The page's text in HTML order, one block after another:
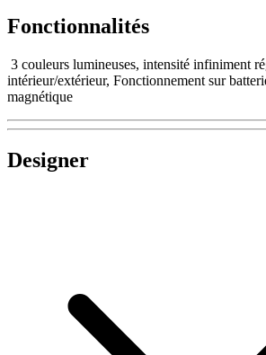
Fonctionnalités
3 couleurs lumineuses, intensité infiniment
intérieur/extérieur, Fonctionnement sur
magnétique
Designer